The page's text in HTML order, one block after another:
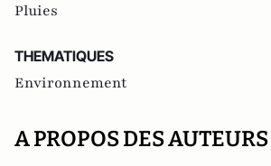
Pluies
THEMATIQUES
Environnement
A PROPOS DES AUTEURS